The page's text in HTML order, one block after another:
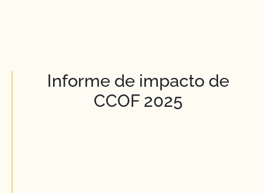
Informe de impacto de
CCOF 2025